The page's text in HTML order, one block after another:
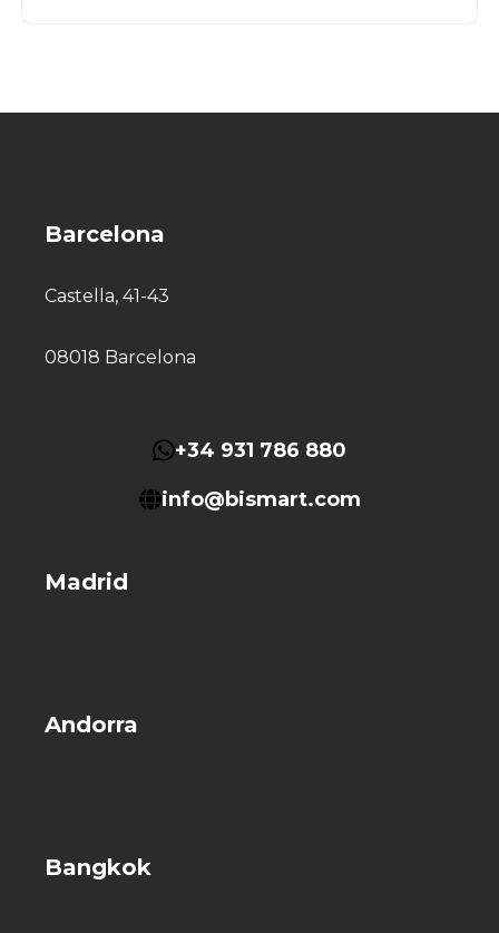
Barcelona
Castella, 41-43
08018 Barcelona
+34 931 786 880
info@bismart.com
Madrid
Andorra
Bangkok